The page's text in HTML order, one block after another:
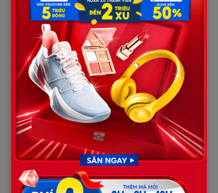
Minh phải hít một hơi thật sâu mới dám mở ra.
“Kết luận: Nguyễn Quốc Minh và Nguyễn Thị Lan là bố
mẹ đẻ của mẫu thử mang tên Nguyễn Hoàng Hải. Xác
suất: 99,99%.”
Bà Lan ôm chầm lấy chồng, khóc không thành tiếng. 27 năm cay
đắng, 27 năm bị người đời cười chê là “bà điên” vì cứ đi tìm một
đứa con không có thực trên giấy tờ bệ.nh án, cuối cùng máu mủ
đã tìm về với nhau.
“Tìm thấy con rồi ông ơi… Con tôi còn sống!”
Tuy nhiên, niềm vui chưa kịp trọn vẹn thì một cuộc điện thoại
của Tùng gọi đến khiến bầu không khí lập tức đông cứng lại.
Giọng Tùng ở đầu dây bên kia hốt hoảng, run rẩy và đầy sợ hãi:
“Bố… Bố mẹ ơi… Con vừa xem tập hồ sơ bệnh án cá nhân của Hải